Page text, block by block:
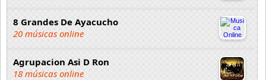
8 Grandes De Ayacucho
20 músicas online
Agrupacion Asi D Ron
18 músicas online